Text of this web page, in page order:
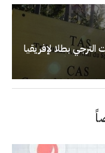
بطلا لإفريقيا